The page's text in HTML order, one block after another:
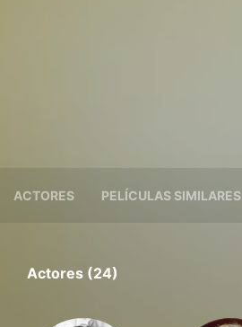
ACTORES PELÍCULAS SIMILARES
Actores (24)